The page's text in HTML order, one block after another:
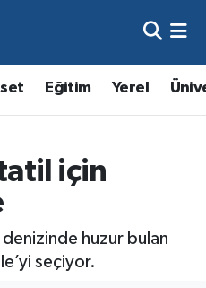
Eğitim Yerel
için
denizinde huzur bulan
seçiyor.
ve Fikstür